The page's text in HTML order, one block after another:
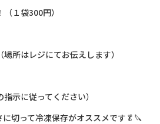
１袋300円）
所はレジにてお伝えします）
示に従ってください）
切って冷凍保存がオススメです🥬🔪